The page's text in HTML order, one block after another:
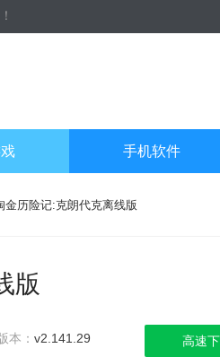
手机软件
金历险记:克朗代克离线版
版
本： v2.141.29
高速